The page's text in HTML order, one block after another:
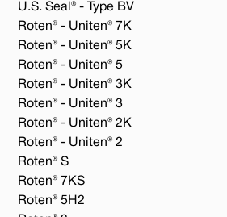
U.S. Seal® - Type BV
Roten® - Uniten® 7K
Roten® - Uniten® 5K
Roten® - Uniten® 5
Roten® - Uniten® 3K
Roten® - Uniten® 3
Roten® - Uniten® 2K
Roten® - Uniten® 2
Roten® S
Roten® 7KS
Roten® 5H2